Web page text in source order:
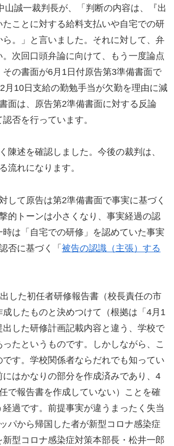
誠一裁判長が、「判断の内容は、『出
ことに対する給料支払いや自宅での研
。」と言いました。それに対して、弁
次回口頭弁論に向けて、もう一度論点
の書面が6月1日付原告第3準備書面で
10日支給の勤勉手当が欠勤を理由に減
面は、原告第2準備書面に対する反論
否を行っています。
述を確認しました。今後の裁判は、
流れになります。
して原告は第2準備書面で事実に基づく
的トーンは小さくなり、事実経過の認
は「自宅での研修」を認めていた事実
否に基づく「 被告の認識（主張）する
した初任者研修報告書（校長責任の市
したものと決めつけて（根拠は「4月1
した研修計画記載内容と違う、学校で
たというものです。しかしながら、こ
す。学校関係者ならだれでも知ってい
はかなりの部分を作成済みであり、4
で報告書を作成していない）ことを確
過です。前提事実が違うまったく失当
パから帰国した者が新型コロナ感染症
型コロナ感染症対策本部長・松井一郎